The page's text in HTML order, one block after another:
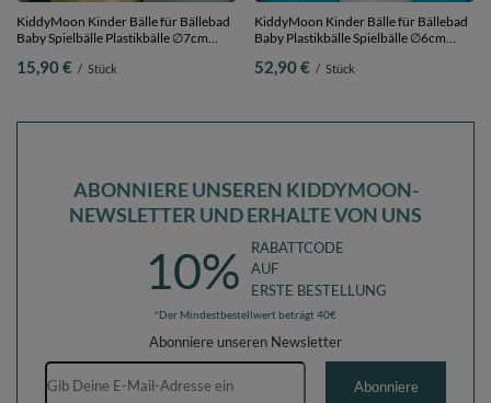
KiddyMoon Kinder Bälle für Bällebad
Baby Spielbälle Plastikbälle ∅7cm
50 Bälle/7cm
15,90 € / Stück
KiddyMoon Kinder Bälle für Bällebad
Baby Plastikbälle Spielbälle ∅6cm
schwarz/weiß/blau/rot/gelb/türkis,
52,90 € / Stück
ABONNIERE UNSEREN KIDDYMOON-
NEWSLETTER UND ERHALTE VON UNS
10%
RABATTCODE
AUF
ERSTE BESTELLUNG
*Der Mindestbestellwert beträgt 40€
Abonniere unseren Newsletter
E-Mail-Adresse
Abonniere